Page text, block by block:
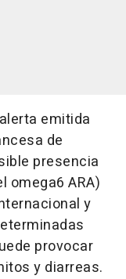
emitida
de
presencia
omega6 ARA)
y
provocar
y diarreas.